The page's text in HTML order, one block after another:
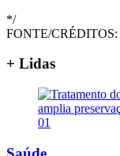
*/
FONTE/CRÉDITOS:
+ Lidas
01